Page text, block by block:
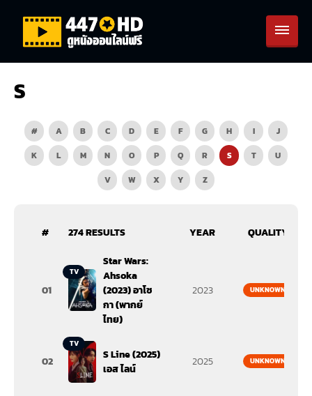
S
# A B C D E F G H I
J
K
L M N O P Q R S T
U
V
W X Y Z
# 274 RESULTS YEAR QUALITY
01
TV
Star Wars:
Ahsoka
(2023) อาโซ
กา (พากย์
ไทย)
2023 UNKNOWN
02
TV
S Line (2025)
เอส ไลน์
2025 UNKNOWN